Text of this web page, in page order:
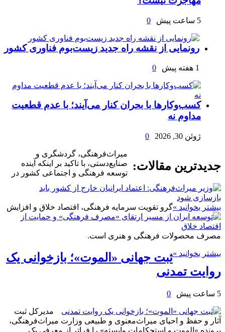
5 ساعت پیش 0
رونمایی از نقشه راه جدید زیست‌بوم فناوری کشور
1 هفته پیش 0
کسب‌وکارها با بحران کنار می‌آیند؛ با عدم قطعیت
مداوم نه
ژوئن 30, 2026 0
جدیدترین مقالات:
بیشتر بخوانید »
میراث‌فرهنگی، گردشگری و
صنایع‌دستی، با تاکید بر اینکه آینده
توسعه فرهنگی و اجتماعی کشور در
گرو تقویت سرمایه فرهنگی، اقتصاد خلاق و افزایش
مصرف محصولات فرهنگی و هنری است.
بیشتر بخوانید »ثبت جهانی «الموت»؛ بازخوانی یک
روایت تمدنی
5 ساعت پیش 0
مدیرکل ثبت
آثار و حفظ و احیای میراث‌معنوی و طبیعی وزارت میراث‌فرهنگی،
پرونده «الموت و استحکامات وابسته» را فراتر از معرفی یک